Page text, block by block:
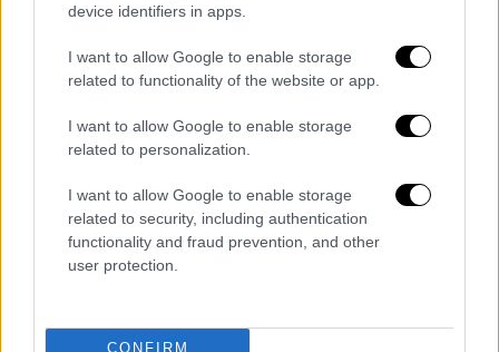
device identifiers in apps.
I want to allow Google to enable storage
related to functionality of the website or app.
I want to allow Google to enable storage
related to personalization.
I want to allow Google to enable storage
related to security, including authentication
functionality and fraud prevention, and other
user protection.
CONFIRM
τους στο νότιο τμήμα της χώρας υπό την
πίεση των εντολών εκκένωσης που εκδίδει
ισραηλινός στρατόςκαι των
Η Μιζραχί εκτιμά ότι ο αφοπλισμός της
Χεζμπολάχ δεν μπορεί να επιτευχθεί
«αποκλειστικά με στρατιωτικά μέσα».
«Τελικά θα χρειαστεί μια συμφωνία»,
ο Νετανιάχου ενδέχεται να μπει στον